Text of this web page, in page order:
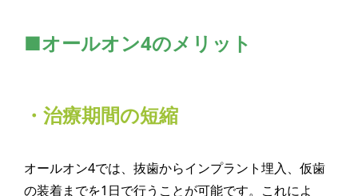
■オールオン4のメリット
・治療期間の短縮
オールオン4では、抜歯からインプラント埋入、仮歯
の装着までを1日で行うことが可能です。これによ